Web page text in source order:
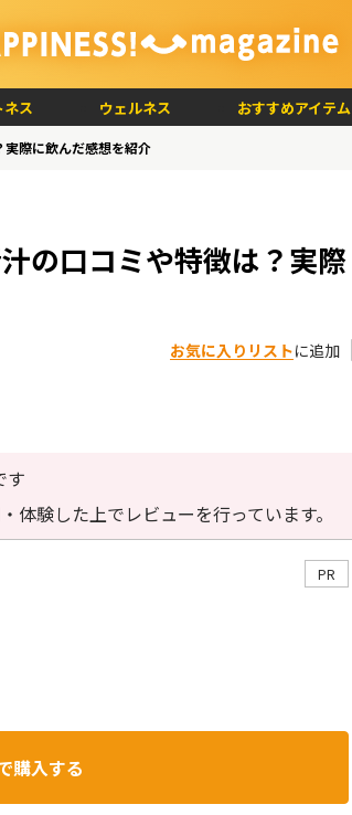
ネス ウェルネス おすすめアイテム
実際に飲んだ感想を紹介
の口コミや特徴は？実際
お気に入りリストに追加
す
験した上でレビューを行っています。
購入する
PR